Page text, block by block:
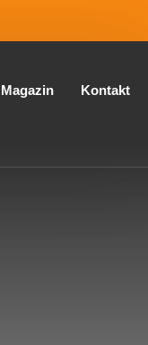
Magazin Kontakt